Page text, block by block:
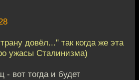
довёл..." так когда же эта
ужасы Сталинизма)
- вот тогда и будет